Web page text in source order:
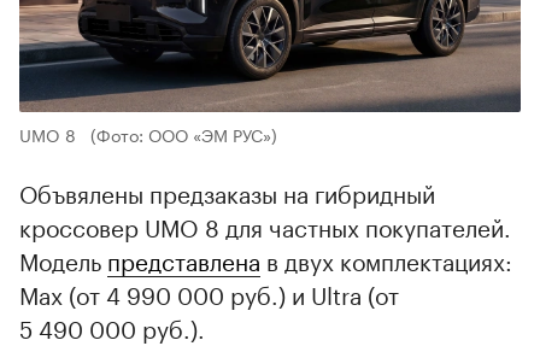
UMO 8 (Фото: ООО «ЭМ РУС»)
Объвялены предзаказы на гибридный
кроссовер UMO 8 для частных покупателей.
Модель представлена в двух комплектациях:
Max (от 4 990 000 руб.) и Ultra (от
5 490 000 руб.).